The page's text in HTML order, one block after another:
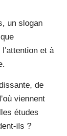
un slogan
et à
de
viennent
études
ils ?